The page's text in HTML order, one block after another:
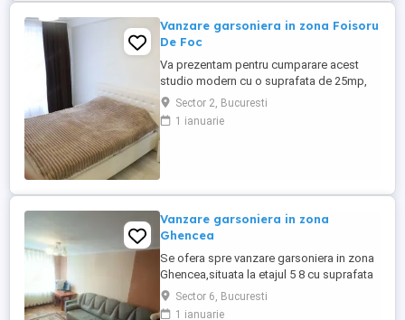
Vanzare garsoniera in zona Foisoru
De Foc
Va prezentam pentru cumparare acest
studio modern cu o suprafata de 25mp,
mobilat si utilat, situat la etajul 4, intr-un
imobil de tip boutique, cu doar 4 niveluri si
mansarda, construit in 2013, intr-o zona
Sector 2, Bucuresti
1 ianuarie
Vanzare garsoniera in zona
Ghencea
Se ofera spre vanzare garsoniera in zona
Ghencea,situata la etajul 5 8 cu suprafata
de 34mp, la capatul liniei 41 Ghencea si 10
min pana la statie de metrou Favorit, zone
Sector 6, Bucuresti
1 ianuarie